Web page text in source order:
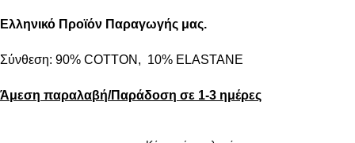
Ελληνικό Προϊόν Παραγωγής μας.
Σύνθεση: 90% COTTON, 10% ELASTANE
Άμεση παραλαβή/Παράδοση σε 1-3 ημέρες